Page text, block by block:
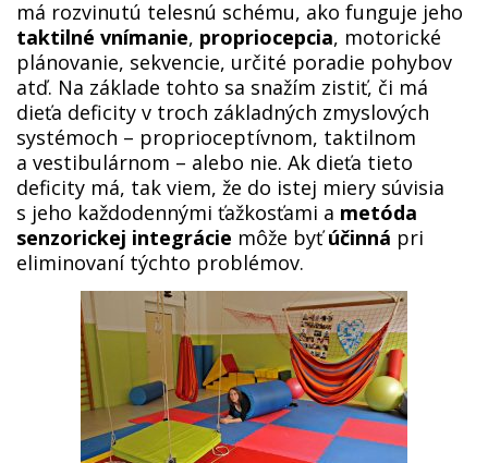
má rozvinutú telesnú schému, ako funguje jeho
taktilné vnímanie, propriocepcia, motorické
plánovanie, sekvencie, určité poradie pohybov
atď. Na základe tohto sa snažím zistiť, či má
dieťa deficity v troch základných zmyslových
systémoch – proprioceptívnom, taktilnom
a vestibulárnom – alebo nie. Ak dieťa tieto
deficity má, tak viem, že do istej miery súvisia
s jeho každodennými ťažkosťami a metóda
senzorickej integrácie môže byťúčinná pri
eliminovaní týchto problémov.